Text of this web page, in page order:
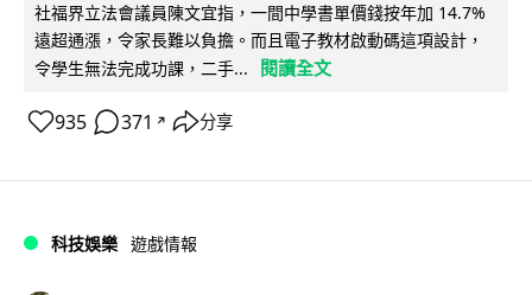
社福界立法會議員陳文宜指，一間中學書單價錢按年加 14.7%
遠超通漲，令家長難以負擔。而且電子教材啟動碼這項設計，
令學生無法完成功課，二手...
閱讀全文
935 371 ↗ 分享
科技娛樂 遊戲情報